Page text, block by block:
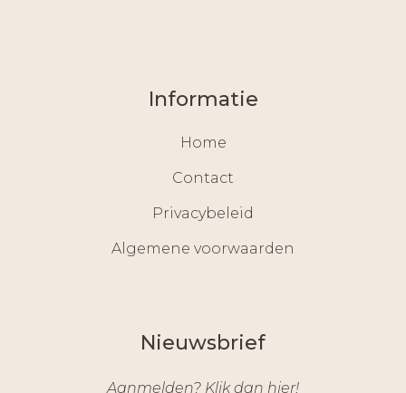
Informatie
Home
Contact
Privacybeleid
Algemene voorwaarden
Nieuwsbrief
Aanmelden? Klik dan hier!